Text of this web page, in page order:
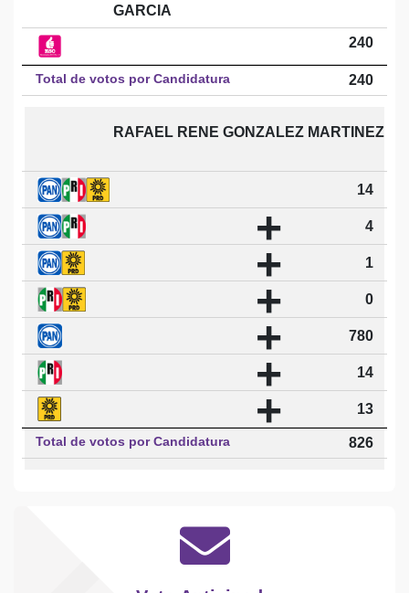
GARCIA
240
Total de votos por Candidatura 240
RAFAEL RENE GONZALEZ MARTINEZ
14
+ 4
+ 1
+ 0
+ 780
+ 14
+ 13
Total de votos por Candidatura 826